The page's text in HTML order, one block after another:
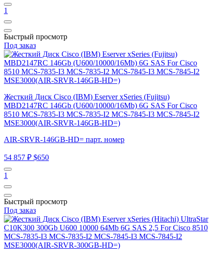
1
Быстрый просмотр
Под заказ
Жесткий Диск Cisco (IBM) Eserver xSeries (Fujitsu)
MBD2147RC 146Gb (U600/10000/16Mb) 6G SAS For Cisco
8510 MCS-7835-I3 MCS-7835-I2 MCS-7845-I3 MCS-7845-I2
MSE3000(AIR-SRVR-146GB-HD=)
AIR-SRVR-146GB-HD= парт. номер
54 857 ₽ $650
1
Быстрый просмотр
Под заказ